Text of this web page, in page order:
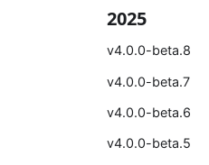
2025
v4.0.0-beta.8
v4.0.0-beta.7
v4.0.0-beta.6
v4.0.0-beta.5